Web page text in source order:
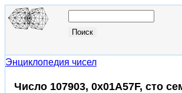
Энциклопедия чисел
Число 107903, 0x01A57F, сто